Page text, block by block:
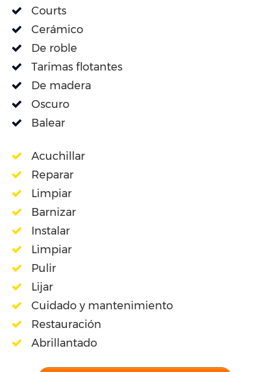
Courts
Cerámico
De roble
Tarimas flotantes
De madera
Oscuro
Balear
Acuchillar
Reparar
Limpiar
Barnizar
Instalar
Limpiar
Pulir
Lijar
Cuidado y mantenimiento
Restauración
Abrillantado